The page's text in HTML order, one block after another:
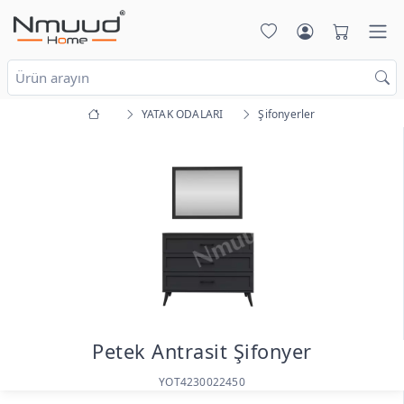
YATAK ODALARI Şifonyerler
Petek Antrasit Şifonyer
YOT4230022450